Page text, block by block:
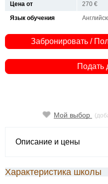
Цена от
270 €
Язык обучения
Забронировать /
Подать
Мой выбор
Описание и цены
Характеристика школы